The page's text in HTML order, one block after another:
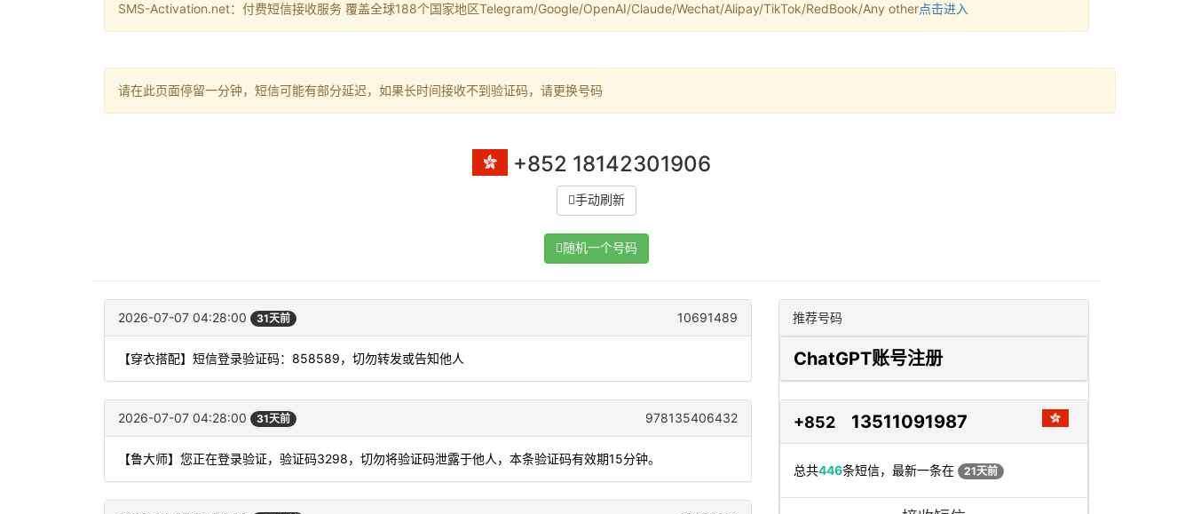
SMS-Activation.net：付费短信接收服务 覆盖全球188个国家地区Telegram/Google/OpenAI/Claude/Wechat/Alipay/TikTok/RedBook/Any other点击进入
请在此页面停留一分钟，短信可能有部分延迟，如果长时间接收不到验证码，请更换号码
+852 18142301906
手动刷新
随机一个号码
2026-07-07 04:28:00 31天前 10691489
【穿衣搭配】短信登录验证码：858589，切勿转发或告知他人
2026-07-07 04:28:00 31天前 978135406432
【鲁大师】您正在登录验证，验证码3298，切勿将验证码泄露于他人，本条验证码有效期15分钟。
推荐号码
ChatGPT账号注册
+852 13511091987
总共446条短信，最新一条在 21天前